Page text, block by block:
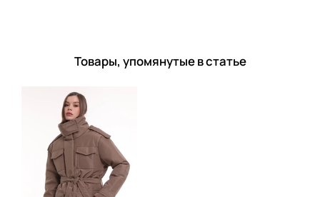
Товары, упомянутые в статье